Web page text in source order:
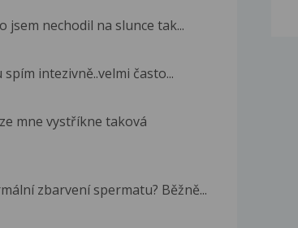
jsem nechodil na slunce tak...
intezivně..velmi často...
mne vystříkne taková
zbarvení spermatu? Běžně...